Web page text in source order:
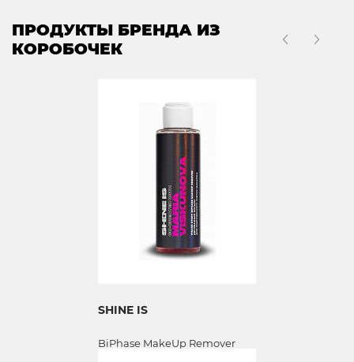
ПРОДУКТЫ БРЕНДА ИЗ
КОРОБОЧЕК
SHINE IS
BiPhase MakeUp Remover